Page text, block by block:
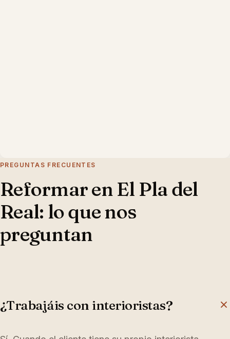
PREGUNTAS FRECUENTES
Reformar enEl Pla del
Real: lo que nos
preguntan
¿Trabajáis con interioristas?